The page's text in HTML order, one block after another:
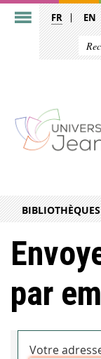
FR EN
BIBLIOTHÈQUES
par
Votre